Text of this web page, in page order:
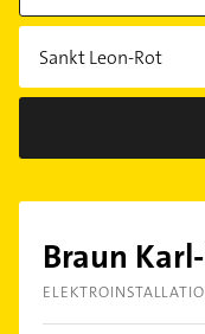
Braun